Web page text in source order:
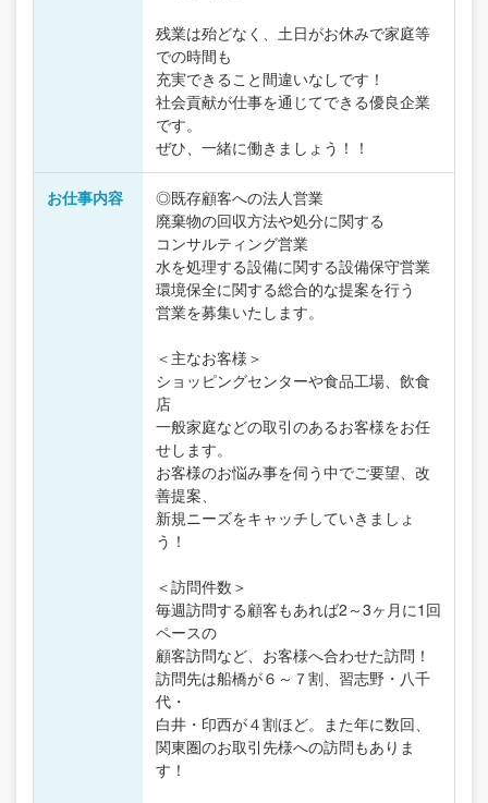
残業は殆どなく、土日がお休みで家庭等
での時間も
充実できること間違いなしです！
社会貢献が仕事を通じてできる優良企業
です。
ぜひ、一緒に働きましょう！！
お仕事内容
◎既存顧客への法人営業
廃棄物の回収方法や処分に関する
コンサルティング営業
水を処理する設備に関する設備保守営業
環境保全に関する総合的な提案を行う
営業を募集いたします。
＜主なお客様＞
ショッピングセンターや食品工場、飲食
店
一般家庭などの取引のあるお客様をお任
せします。
お客様のお悩み事を伺う中でご要望、改
善提案、
新規ニーズをキャッチしていきましょ
う！
＜訪問件数＞
毎週訪問する顧客もあれば2～3ヶ月に1回
ペースの
顧客訪問など、お客様へ合わせた訪問！
訪問先は船橋が６～７割、習志野・八千
代・
白井・印西が４割ほど。また年に数回、
関東圏のお取引先様への訪問もありま
す！